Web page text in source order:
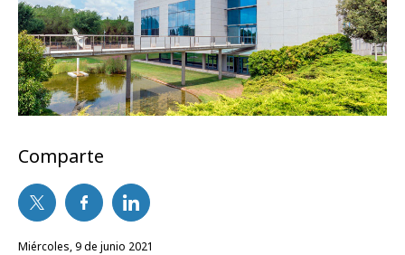
Comparte
miércoles, 9 de junio 2021